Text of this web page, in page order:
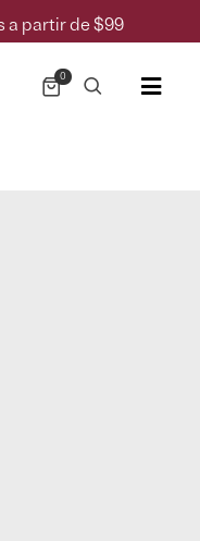
a partir de $99
0